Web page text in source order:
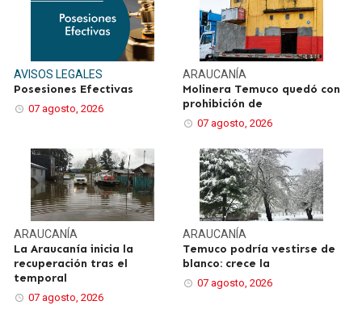
AVISOS LEGALES
Posesiones Efectivas
07 agosto, 2026
ARAUCANÍA
Molinera Temuco quedó con
prohibición de
07 agosto, 2026
ARAUCANÍA
La Araucanía inicia la
recuperación tras el
temporal
07 agosto, 2026
ARAUCANÍA
Temuco podría vestirse de
blanco: crece la
07 agosto, 2026